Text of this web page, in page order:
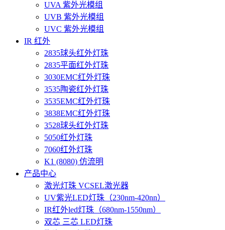
UVA 紫外光模组
UVB 紫外光模组
UVC 紫外光模组
IR 红外
2835球头红外灯珠
2835平面红外灯珠
3030EMC红外灯珠
3535陶瓷红外灯珠
3535EMC红外灯珠
3838EMC红外灯珠
3528球头红外灯珠
5050红外灯珠
7060红外灯珠
K1 (8080) 仿流明
产品中心
激光灯珠 VCSEL激光器
UV紫光LED灯珠（230nm-420nn）
IR红外led灯珠（680nm-1550nm）
双芯 三芯 LED灯珠